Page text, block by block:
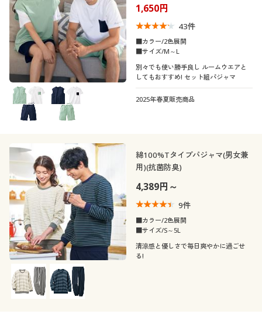
1,650円
43件
■カラー/2色展開
■サイズ/M～L
別々でも使い勝手良し ルームウエアと
してもおすすめ! セット組パジャマ
2025年春夏販売商品
綿100%Tタイプパジャマ(男女兼
用)(抗菌防臭)
4,389円～
9件
■カラー/2色展開
■サイズ/S～5L
清涼感と優しさで毎日爽やかに過ごせ
る!